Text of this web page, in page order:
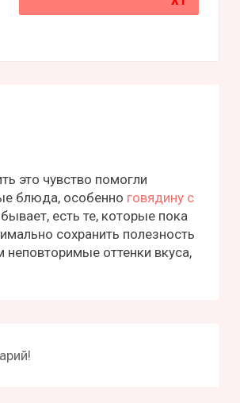
это чувство помогли
блюда, особенно говядину с
есть те, которые пока
сохранить полезность
неповторимые оттенки вкуса,